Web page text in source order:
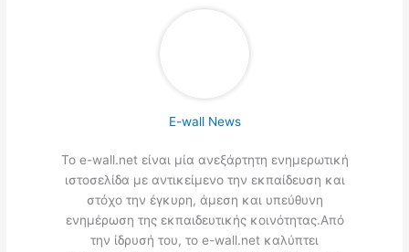
E-wall News
Το e-wall.net είναι μία ανεξάρτητη ενημερωτική
ιστοσελίδα με αντικείμενο την εκπαίδευση και
στόχο την έγκυρη, άμεση και υπεύθυνη
ενημέρωση της εκπαιδευτικής κοινότητας.Από
την ίδρυσή του, το e-wall.net καλύπτει